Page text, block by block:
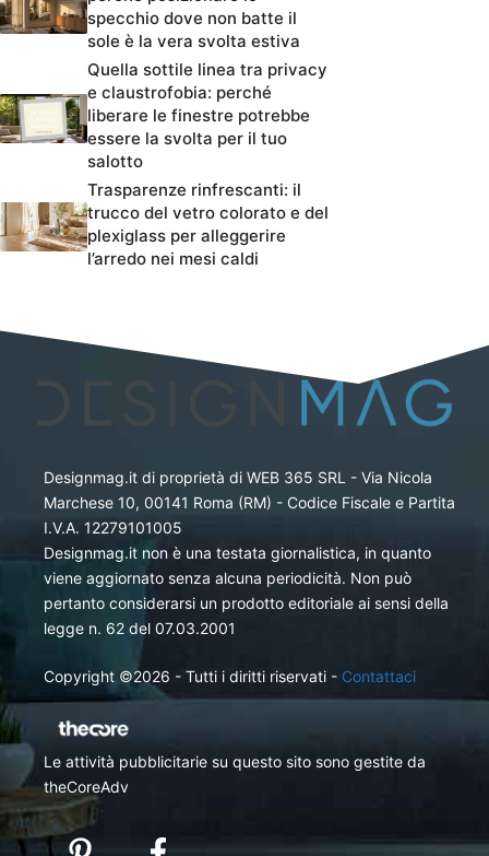
specchio dove non batte il
sole è la vera svolta estiva
Quella sottile linea tra privacy
e claustrofobia: perché
liberare le finestre potrebbe
essere la svolta per il tuo
salotto
Trasparenze rinfrescanti: il
trucco del vetro colorato e del
plexiglass per alleggerire
l’arredo nei mesi caldi
Designmag.it di proprietà di WEB 365 SRL - Via Nicola
Marchese 10, 00141 Roma (RM) - Codice Fiscale e Partita
I.V.A. 12279101005
Designmag.it non è una testata giornalistica, in quanto
viene aggiornato senza alcuna periodicità. Non può
pertanto considerarsi un prodotto editoriale ai sensi della
legge n. 62 del 07.03.2001
Copyright ©2026 - Tutti i diritti riservati - Contattaci
Le attività pubblicitarie su questo sito sono gestite da
theCoreAdv